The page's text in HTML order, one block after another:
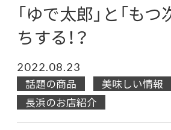
「ゆで太郎」と「もつ
ちする！？
2022.08.23
話題の商品
美味しい情報
長浜のお店紹介